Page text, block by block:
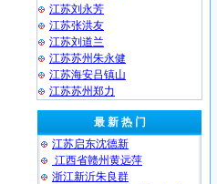
江苏刘永芳
江苏张洪友
江苏刘道兰
江苏苏州朱永健
江苏海安吕镇山
江苏苏州郑力
最 新 热 门
江苏启东沈德新
江西省赣州黄远萍
浙江新沂朱良群